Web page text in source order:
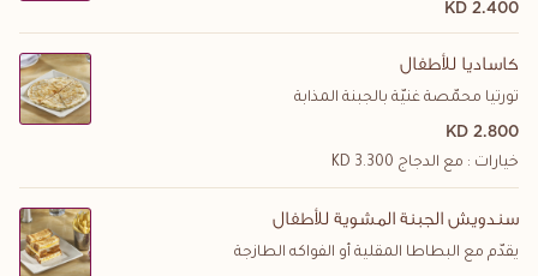
2.400 KD
كاساديا للأطفال
تورتيا محمّصة غنيّة بالجبنة المذابة
2.800 KD
خيارات : مع الدجاج 3.300 KD
سندويش الجبنة المشوية للأطفال
يقدّم مع البطاطا المقلية أو الفواكه الطازجة